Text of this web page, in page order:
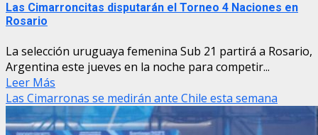
Las Cimarroncitas disputarán el Torneo 4 Naciones en
Rosario
La selección uruguaya femenina Sub 21 partirá a Rosario,
Argentina este jueves en la noche para competir...
Leer Más
Las Cimarronas se medirán ante Chile esta semana